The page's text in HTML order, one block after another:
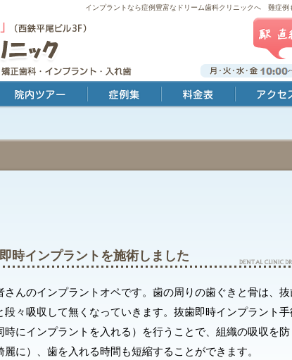
インプラントなら症例豊富なドリーム歯科クリニックへ 難症
時インプラントを施術しました
さんのインプラントオペです。歯の周りの歯ぐきと骨は、抜
段々吸収して無くなっていきます。抜歯即時インプラント手
時にインプラントを入れる）を行うことで、組織の吸収を防
麗に）、歯を入れる時間も短縮することができます。